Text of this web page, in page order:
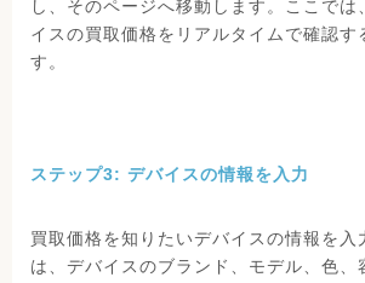
し、そのページへ移動します。ここで
イスの買取価格をリアルタイムで確認す
す。
ステップ3: デバイスの情報を入力
買取価格を知りたいデバイスの情報を入
は、デバイスのブランド、モデル、色、